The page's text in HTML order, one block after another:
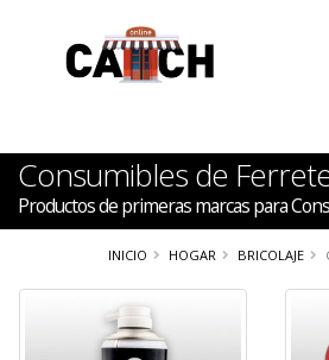
Consumibles de
Productos de primeras marcas para
INICIO HOGAR BRICOLAJE